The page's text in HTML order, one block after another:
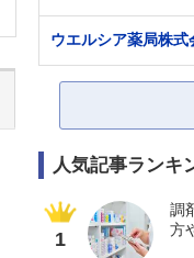
ウエルシア薬局株式
人気記事ランキ
1
調
方